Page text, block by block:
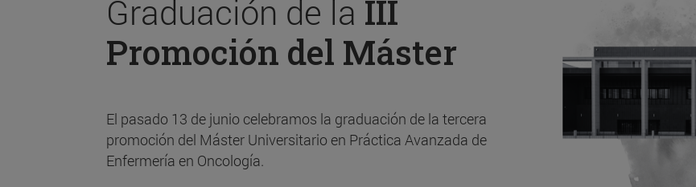
Graduación de la III
Promoción del Máster
El pasado 13 de junio celebramos la graduación de la tercera
promoción del Máster Universitario en Práctica Avanzada de
Enfermería en Oncología.